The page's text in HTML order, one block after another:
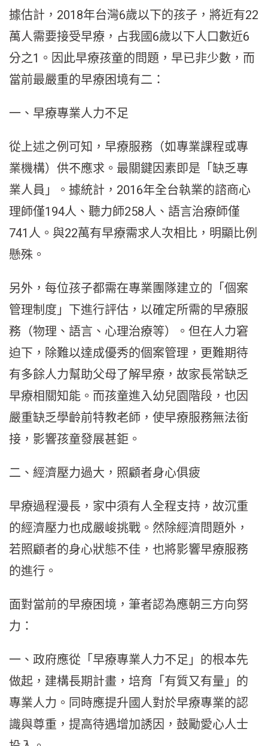
據估計，2018年台灣6歲以下的孩子，將近有22
萬人需要接受早療，占我國6歲以下人口數近6
分之1。因此早療孩童的問題，早已非少數，而
當前最嚴重的早療困境有二：
一、早療專業人力不足
從上述之例可知，早療服務（如專業課程或專
業機構）供不應求。最關鍵因素即是「缺乏專
業人員」。據統計，2016年全台執業的諮商心
理師僅194人、聽力師258人、語言治療師僅
741人。與22萬有早療需求人次相比，明顯比例
懸殊。
另外，每位孩子都需在專業團隊建立的「個案
管理制度」下進行評估，以確定所需的早療服
務（物理、語言、心理治療等）。但在人力窘
迫下，除難以達成優秀的個案管理，更難期待
有多餘人力幫助父母了解早療，故家長常缺乏
早療相關知能。而孩童進入幼兒園階段，也因
嚴重缺乏學齡前特教老師，使早療服務無法銜
接，影響孩童發展甚鉅。
二、經濟壓力過大，照顧者身心俱疲
早療過程漫長，家中須有人全程支持，故沉重
的經濟壓力也成嚴峻挑戰。然除經濟問題外，
若照顧者的身心狀態不佳，也將影響早療服務
的進行。
面對當前的早療困境，筆者認為應朝三方向努
力：
一、政府應從「早療專業人力不足」的根本先
做起，建構長期計畫，培育「有質又有量」的
專業人力。同時應提升國人對於早療專業的認
識與尊重，提高待遇增加誘因，鼓勵愛心人士